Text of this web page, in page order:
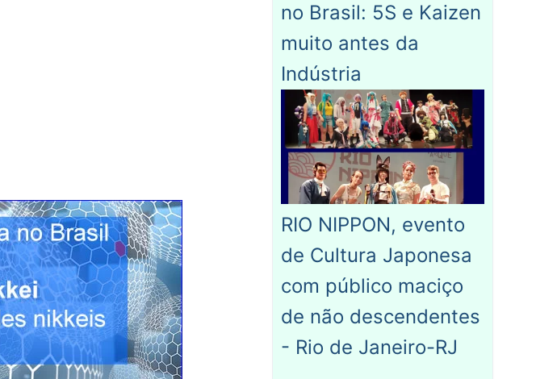
no Brasil: 5S e Kaizen
muito antes da
Indústria
RIO NIPPON, evento
de Cultura Japonesa
com público maciço
de não descendentes
- Rio de Janeiro-RJ